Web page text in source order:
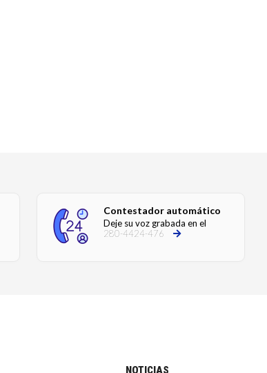
Contestador automático
Deje su voz grabada en el
280-4424-476
NOTICIAS